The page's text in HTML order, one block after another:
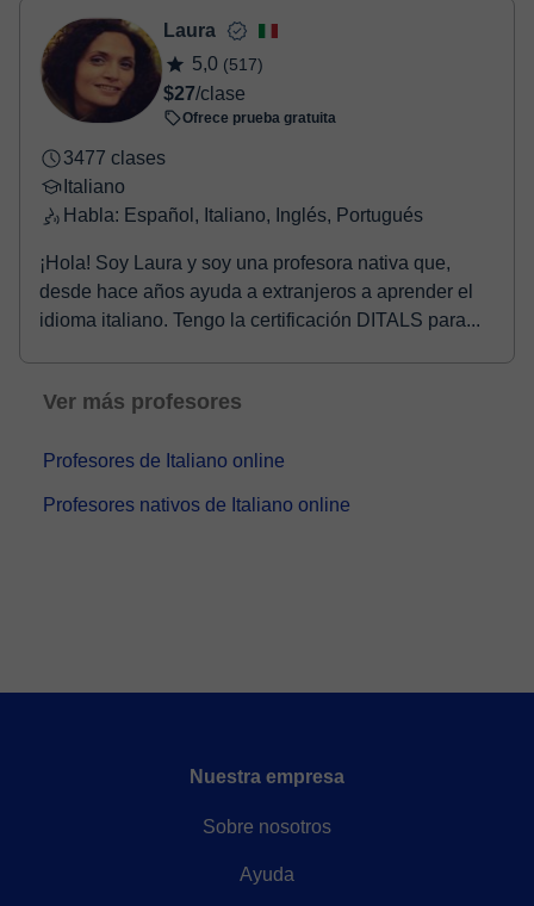
- Paypal.
Una vez realices el pago de la clase, recibirás un e-mail de
confirmación de la reserva.
Laura
5,0 (517)
$27/clase
Ofrece prueba gratuita
3477 clases
Italiano
Habla: Español, Italiano, Inglés, Portugués
¡Hola! Soy Laura y soy una profesora nativa que,
desde hace años ayuda a extranjeros a aprender el
idioma italiano. Tengo la certificación DITALS para...
Ver más profesores
Profesores de Italiano online
Profesores nativos de Italiano online
Nuestra empresa
Sobre nosotros
Ayuda